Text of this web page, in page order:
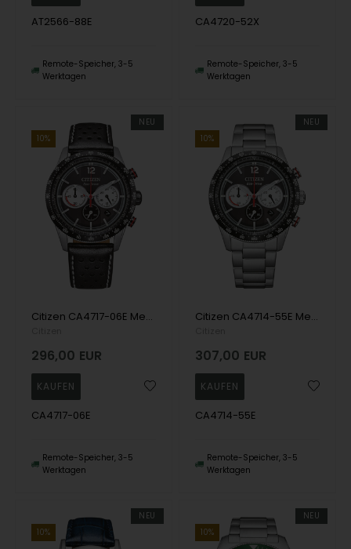
AT2566-88E
Remote-Speicher, 3-5
Werktagen
CA4720-52X
Remote-Speicher, 3-5
Werktagen
NEU
10%
Citizen CA4717-06E Mens Watch Eco-Drive Chronograph 40mm 10ATM Wristwatch
296,00 EUR
CA4717-06E
Remote-Speicher, 3-5
Werktagen
NEU
10%
Citizen CA4714-55E Mens Watch Eco-Drive Chronograph 40mm 10ATM Wristwatch
307,00 EUR
CA4714-55E
Remote-Speicher, 3-5
Werktagen
NEU
10%
NEU
10%